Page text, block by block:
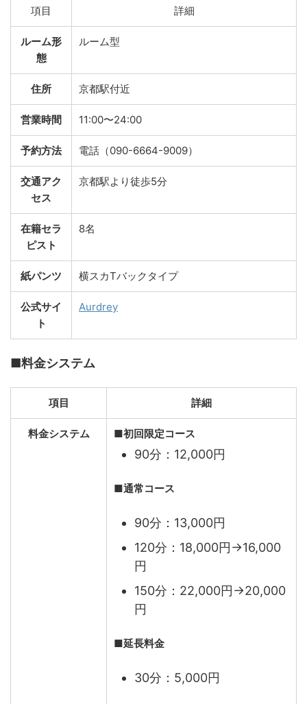
項目 詳細
ルーム形
態
ルーム型
住所 京都駅付近
営業時間 11:00〜24:00
予約方法 電話（090-6664-9009）
交通アク
セス
京都駅より徒歩5分
在籍セラ
ピスト
8名
紙パンツ 横スカTバックタイプ
公式サイ
ト
Aurdrey
■料金システム
項目 詳細
料金システム ■初回限定コース
90分：12,000円
■通常コース
90分：13,000円
120分：18,000円→16,000
円
150分：22,000円→20,000
円
■延長料金
30分：5,000円